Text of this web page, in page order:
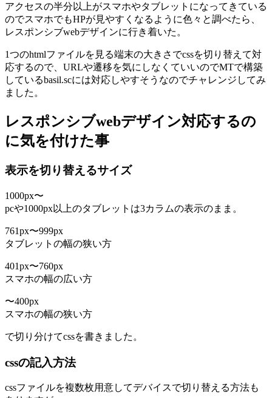
アクセスの半分以上がスマホやタブレットになってきている
のでスマホでもHPが見やすくなるように色々と調べたら、
レスポンシブwebデザインに行き着いた。
1つのhtmlファイルを見る端末の大きさでcssを切り替えて対
応するので、URLや遷移を気にしなくていいのでMTで構築
しているbasil.scには対応しやすそうなのでチャレンジしてみ
ました。
レスポンシブwebデザイン対応するの
に気を付けた事
表示を切り替えるサイズ
1000px〜
pcや1000px以上のタブレットは3カラムの表示のまま。
761px〜999px
タブレットの幅の狭い方
401px〜760px
スマホの幅の広い方
〜400px
スマホの幅の狭い方
で切り分けてcssを書きました。
cssの記入方法
cssファイルを複数枚用意してデバイスで切り替える方法も